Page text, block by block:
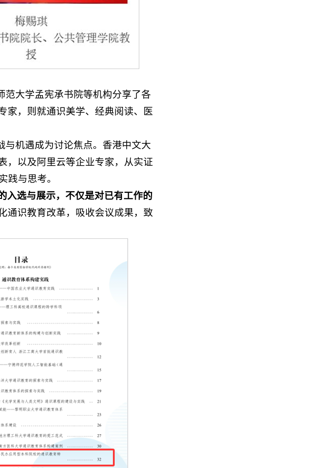
范大学孟宪承书院等机构分享了各
家，则就通识美学、经典阅读、医
与机遇成为讨论焦点。香港中文大
，以及阿里云等企业专家，从实证
践与思考。
入选与展示，不仅是对已有工作的
通识教育改革，吸收会议成果，致